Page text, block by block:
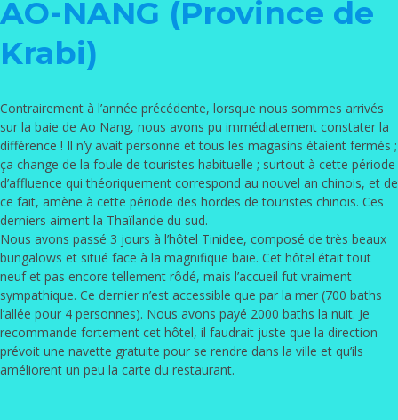
AO-NANG (Province de
Krabi)
Contrairement à l’année précédente, lorsque nous sommes arrivés
sur la baie de Ao Nang, nous avons pu immédiatement constater la
différence ! Il n’y avait personne et tous les magasins étaient fermés ;
ça change de la foule de touristes habituelle ; surtout à cette période
d’affluence qui théoriquement correspond au nouvel an chinois, et de
ce fait, amène à cette période des hordes de touristes chinois. Ces
derniers aiment la Thaïlande du sud.
Nous avons passé 3 jours à l’hôtel Tinidee, composé de très beaux
bungalows et situé face à la magnifique baie. Cet hôtel était tout
neuf et pas encore tellement rôdé, mais l’accueil fut vraiment
sympathique. Ce dernier n’est accessible que par la mer (700 baths
l’allée pour 4 personnes). Nous avons payé 2000 baths la nuit. Je
recommande fortement cet hôtel, il faudrait juste que la direction
prévoit une navette gratuite pour se rendre dans la ville et qu’ils
améliorent un peu la carte du restaurant.